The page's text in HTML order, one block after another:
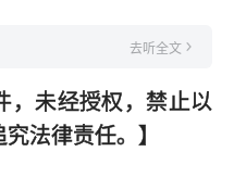
去听全文
，未经授权，禁止以
法律责任。】